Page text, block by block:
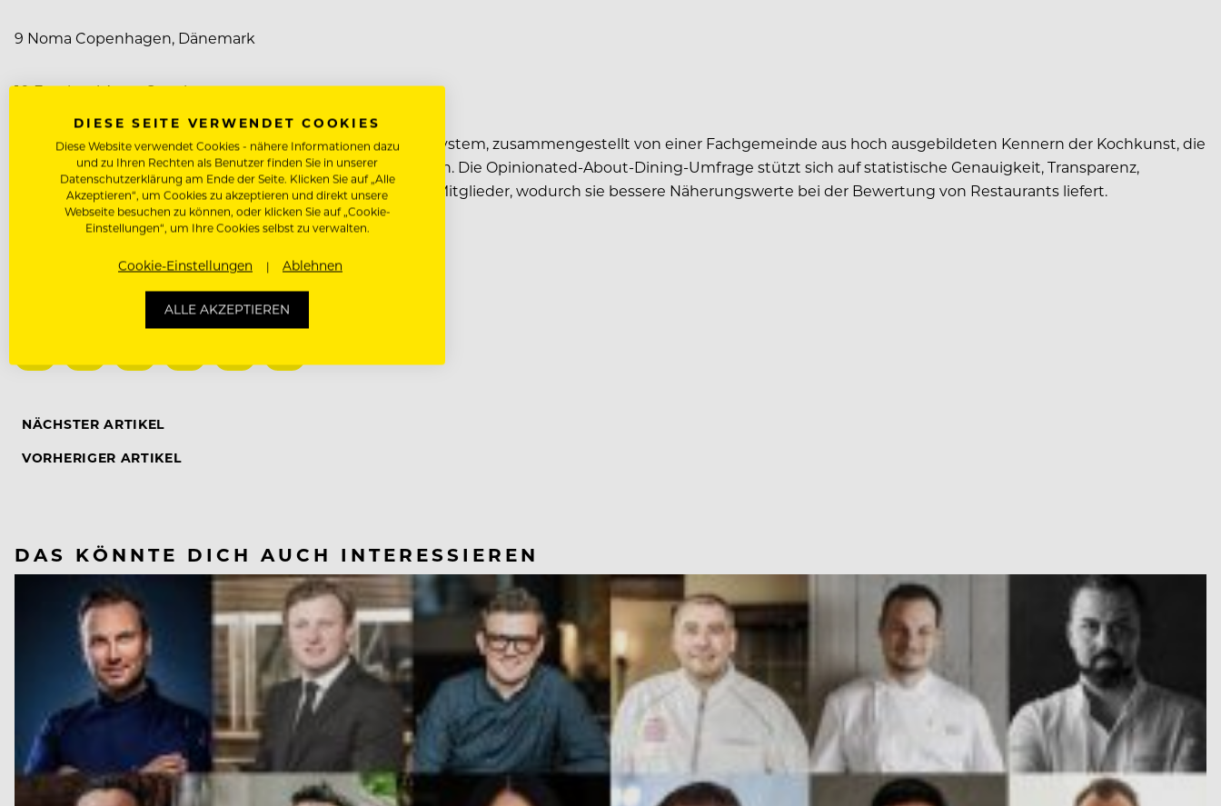
9 Noma Copenhagen, Dänemark
10 Etxebarri Axpe, Spanien
Opinionated About Dining OAD ist ein Restaurant-Ratingsystem, zusammengestellt von einer Fachgemeinde aus hoch ausgebildeten Kennern der Kochkunst, die
die Welt bereist haben, um die Kunst des Essens zu erleben. Die Opinionated-About-Dining-Umfrage stützt sich auf statistische Genauigkeit, Transparenz,
urteilsfähige Gaumen und die gewichteten Stimmen der Mitglieder, wodurch sie bessere Näherungswerte bei der Bewertung von Restaurants liefert.
Fotos: Azurmendi
NÄCHSTER ARTIKEL
VORHERIGER ARTIKEL
DAS KÖNNTE DICH AUCH INTERESSIEREN
DIESE SEITE VERWENDET COOKIES
Diese Website verwendet Cookies - nähere Informationen dazu
und zu Ihren Rechten als Benutzer finden Sie in unserer
Datenschutzerklärung am Ende der Seite. Klicken Sie auf „Alle
Akzeptieren“, um Cookies zu akzeptieren und direkt unsere
Webseite besuchen zu können, oder klicken Sie auf „Cookie-
Einstellungen“, um Ihre Cookies selbst zu verwalten.
Cookie-Einstellungen Ablehnen
ALLE AKZEPTIEREN